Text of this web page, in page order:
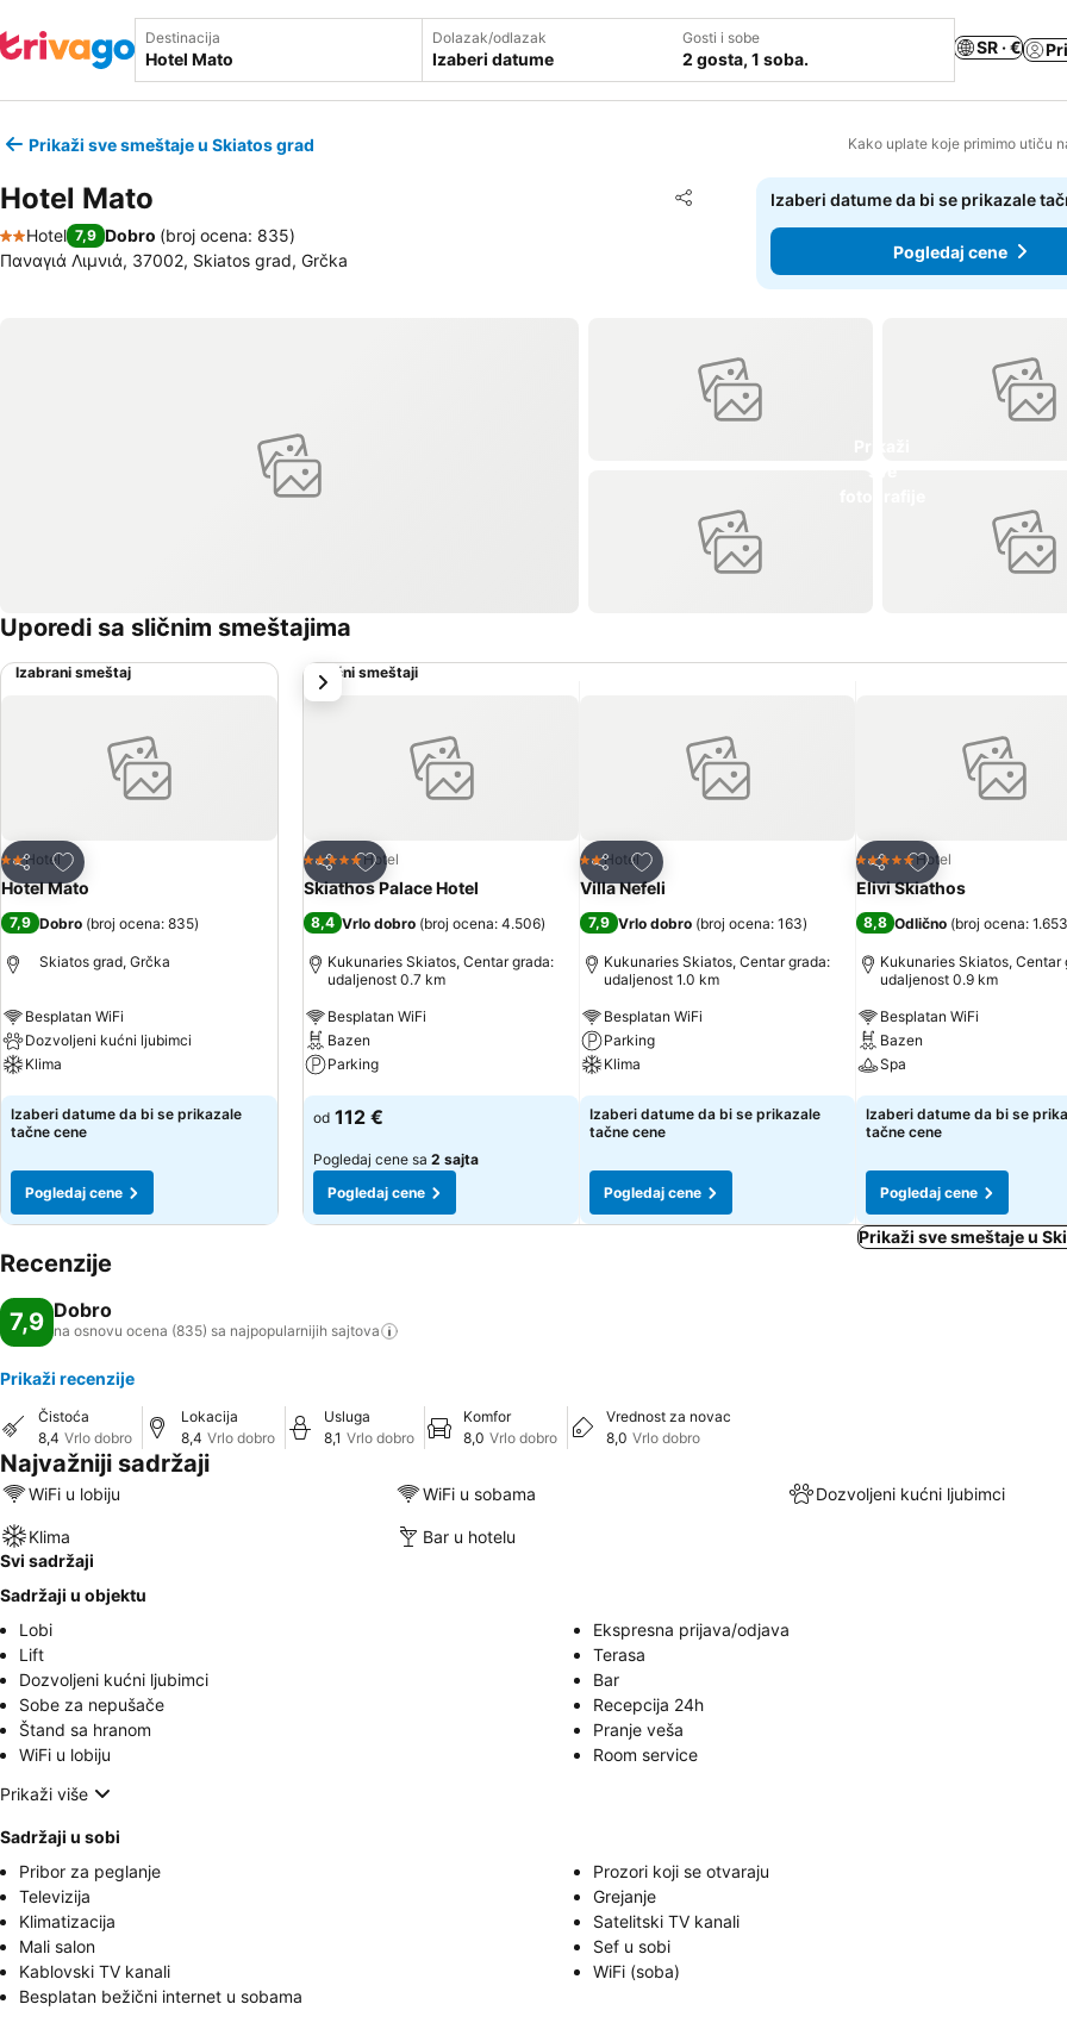
Destinacija Dolazak/odlazak
Izaberi datume
Gosti i sobe
2 gosta, 1 soba.
SR · €
Prikaži sve smeštaje u Skiatos grad Kako uplate koje primimo utiču
Hotel Mato Deli
Dodati u favorite
2 Zvezdice
Hotel 7,9 Dobro (broj ocena: 835)
Παναγιά Λιμνιά, 37002, Skiatos grad, Grčka
Izaberi datume da bi se prikazale
Pogledaj cene
Uporedi sa sličnim smeštajima
Izabrani smeštaj
Deli
Dodati u favorite
2 Zvezdice
Hotel
Hotel Mato
7,9 Dobro (broj ocena: 835)
Skiatos grad, Grčka
Besplatan WiFi
Dozvoljeni kućni ljubimci
Klima
Pogledaj cene
Izaberi datume da bi se prikazale
tačne cene
Pogledaj cene
Slični smeštaji
Deli
Dodati u favorite
5 ZvezdiceHotel
Skiathos Palace Hotel
8,4 Vrlo dobro (broj ocena: 4.506)
Kukunaries Skiatos, Centar grada:
udaljenost 0.7 km
Besplatan WiFi
Bazen
Parking
Pogledaj cene
od 112 €
Pogledaj cene sa 2 sajta
Pogledaj cene
Deli
Dodati u favorite
2 Zvezdice
Hotel
Villa Nefeli
7,9 Vrlo dobro (broj ocena: 163)
Kukunaries Skiatos, Centar grada:
udaljenost 1.0 km
Besplatan WiFi
Parking
Klima
Pogledaj cene
Izaberi datume da bi se prikazale
tačne cene
Pogledaj cene
Deli
Dodati u favorite
5 ZvezdiceHotel
Elivi Skiathos
8,8 Odlično (broj ocena: 1.653
Kukunaries Skiatos, Centar
udaljenost 0.9 km
Besplatan WiFi
Bazen
Spa
Pogledaj cene
Izaberi datume da bi se
tačne cene
Pogledaj cene
sledeće
Prikaži sve smeštaje u
Recenzije
7,9 Dobro
na osnovu ocena (835) sa najpopularnijih sajtova
Prikaži recenzije
Čistoća
8,4 Vrlo dobro
Lokacija
8,4 Vrlo dobro
Usluga
8,1 Vrlo dobro
Komfor
8,0 Vrlo dobro
Vrednost za novac
8,0 Vrlo dobro
Najvažniji sadržaji
WiFi u lobiju WiFi u sobama Dozvoljeni kućni ljubimci
Klima
Bar u hotelu
Svi sadržaji
Sadržaji u objektu
Lobi
Ekspresna prijava/odjava
Lift
Terasa
Dozvoljeni kućni ljubimci
Bar
Sobe za nepušače
Recepcija 24h
Štand sa hranom
Pranje veša
WiFi u lobiju
Room service
Prikaži više
Sadržaji u sobi
Pribor za peglanje
Prozori koji se otvaraju
Televizija
Grejanje
Klimatizacija
Satelitski TV kanali
Mali salon
Sef u sobi
Kablovski TV kanali
WiFi (soba)
Besplatan bežični internet u sobama